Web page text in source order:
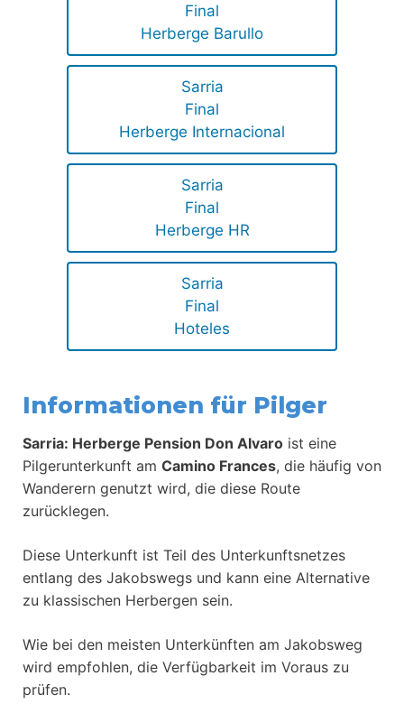
Final
Herberge Barullo
Sarria
Final
Herberge Internacional
Sarria
Final
Herberge HR
Sarria
Final
Hoteles
Informationen für Pilger
Sarria: Herberge Pension Don Alvaro ist eine
Pilgerunterkunft am Camino Frances, die häufig von
Wanderern genutzt wird, die diese Route
zurücklegen.
Diese Unterkunft ist Teil des Unterkunftsnetzes
entlang des Jakobswegs und kann eine Alternative
zu klassischen Herbergen sein.
Wie bei den meisten Unterkünften am Jakobsweg
wird empfohlen, die Verfügbarkeit im Voraus zu
prüfen.